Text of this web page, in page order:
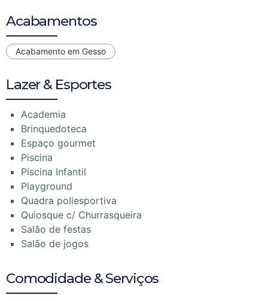
Acabamentos
Acabamento em Gesso
Lazer & Esportes
Academia
Brinquedoteca
Espaço gourmet
Piscina
Piscina Infantil
Playground
Quadra poliesportiva
Quiosque c/ Churrasqueira
Salão de festas
Salão de jogos
Comodidade & Serviços